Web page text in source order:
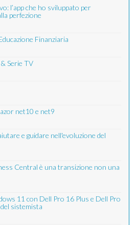
l’app che ho sviluppato per
perfezione
Finanziaria
Serie TV
net10 e net9
e guidare nell'evoluzione del
Central è una transizione non una
11 con Dell Pro 16 Plus e Dell Pro
sistemista